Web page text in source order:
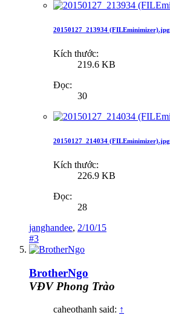
20150127_213934 (FILEminimizer).jpg
Kích thước:
219.6 KB
Đọc:
30
20150127_214034 (FILEminimizer).jpg
Kích thước:
226.9 KB
Đọc:
28
janghandee, 2/10/15
#3
BrotherNgo
VĐV Phong Trào
caheothanh said: ↑